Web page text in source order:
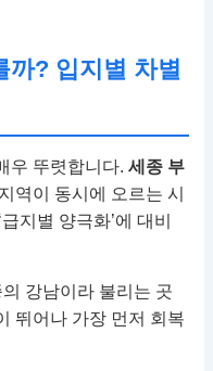
까? 입지별 차별
우 뚜렷합니다.세종 부
역이 동시에 오르는 시
지별 양극화’에 대비
강남이라 불리는 곳
뛰어나 가장 먼저 회복